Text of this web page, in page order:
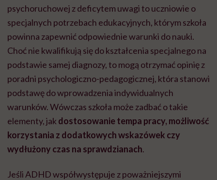
psychoruchowej z deficytem uwagi to uczniowie o
specjalnych potrzebach edukacyjnych, którym szkoła
powinna zapewnić odpowiednie warunki do nauki.
Choć nie kwalifikują się do kształcenia specjalnego na
podstawie samej diagnozy, to mogą otrzymać opinię z
poradni psychologiczno-pedagogicznej, która stanowi
podstawę do wprowadzenia indywidualnych
warunków. Wówczas szkoła może zadbać o takie
elementy, jak dostosowanie tempa pracy, możliwość
korzystania z dodatkowych wskazówek czy
wydłużony czas na sprawdzianach.
Jeśli ADHD współwystępuje z poważniejszymi